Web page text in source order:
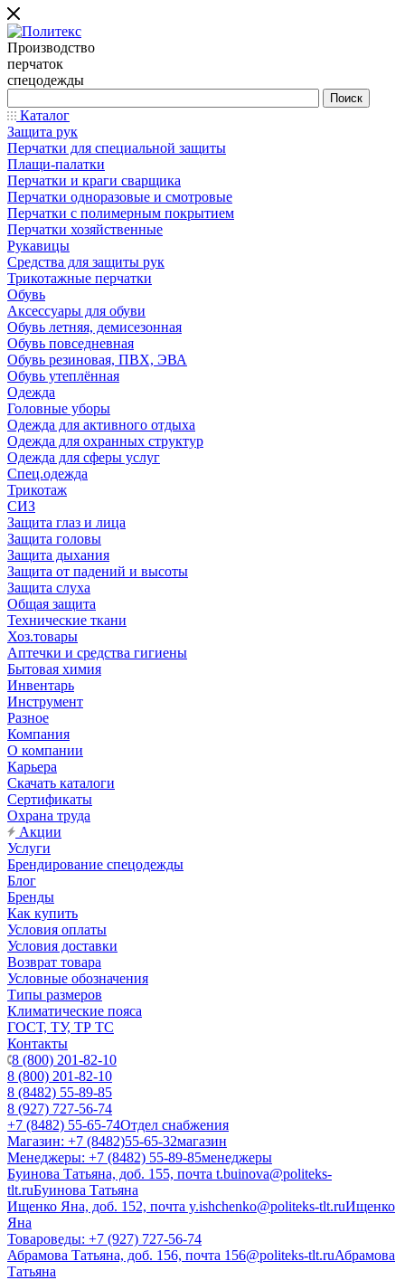
Производство
перчаток
спецодежды
Каталог
Защита рук
Перчатки для специальной защиты
Плащи-палатки
Перчатки и краги сварщика
Перчатки одноразовые и смотровые
Перчатки с полимерным покрытием
Перчатки хозяйственные
Рукавицы
Средства для защиты рук
Трикотажные перчатки
Обувь
Аксессуары для обуви
Обувь летняя, демисезонная
Обувь повседневная
Обувь резиновая, ПВХ, ЭВА
Обувь утеплённая
Одежда
Головные уборы
Одежда для активного отдыха
Одежда для охранных структур
Одежда для сферы услуг
Спец.одежда
Трикотаж
СИЗ
Защита глаз и лица
Защита головы
Защита дыхания
Защита от падений и высоты
Защита слуха
Общая защита
Технические ткани
Хоз.товары
Аптечки и средства гигиены
Бытовая химия
Инвентарь
Инструмент
Разное
Компания
О компании
Карьера
Cкачать каталоги
Сертификаты
Охрана труда
Акции
Услуги
Брендирование спецодежды
Блог
Бренды
Как купить
Условия оплаты
Условия доставки
Возврат товара
Условные обозначения
Типы размеров
Климатические пояса
ГОСТ, ТУ, ТР ТС
Контакты
8 (800) 201-82-10
8 (800) 201-82-10
8 (8482) 55-89-85
8 (927) 727-56-74
+7 (8482) 55-65-74Отдел снабжения
Магазин: +7 (8482)55-65-32магазин
Менеджеры: +7 (8482) 55-89-85менеджеры
Буинова Татьяна, доб. 155, почта t.buinova@politeks-
tlt.ruБуинова Татьяна
Ищенко Яна, доб. 152, почта y.ishchenko@politeks-tlt.ruИщенко
Яна
Товароведы: +7 (927) 727-56-74
Абрамова Татьяна, доб. 156, почта 156@politeks-tlt.ruАбрамова
Татьяна